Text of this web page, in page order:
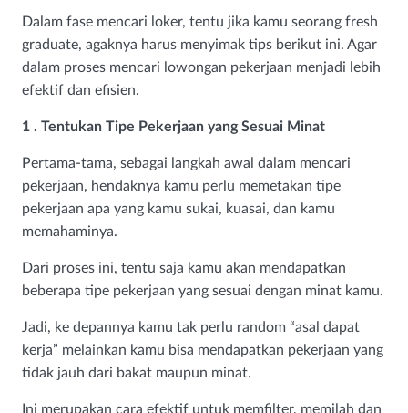
Dalam fase mencari loker, tentu jika kamu seorang fresh
graduate, agaknya harus menyimak tips berikut ini. Agar
dalam proses mencari lowongan pekerjaan menjadi lebih
efektif dan efisien.
1 . Tentukan Tipe Pekerjaan yang Sesuai Minat
Pertama-tama, sebagai langkah awal dalam mencari
pekerjaan, hendaknya kamu perlu memetakan tipe
pekerjaan apa yang kamu sukai, kuasai, dan kamu
memahaminya.
Dari proses ini, tentu saja kamu akan mendapatkan
beberapa tipe pekerjaan yang sesuai dengan minat kamu.
Jadi, ke depannya kamu tak perlu random “asal dapat
kerja” melainkan kamu bisa mendapatkan pekerjaan yang
tidak jauh dari bakat maupun minat.
Ini merupakan cara efektif untuk memfilter, memilah dan